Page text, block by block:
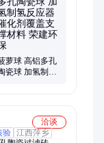
萝球 高铝多孔
瓷球 加氢制氢
洽谈
验 江西萍乡